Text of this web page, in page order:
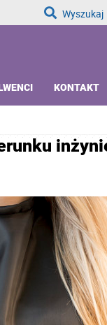
Wyszukaj
KONTAKT